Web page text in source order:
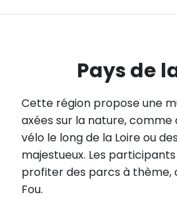
Pays de
Cette région propose une
axées sur la nature, comme
vélo le long de la Loire ou
majestueux. Les
profiter des parcs à thème,
Fou.